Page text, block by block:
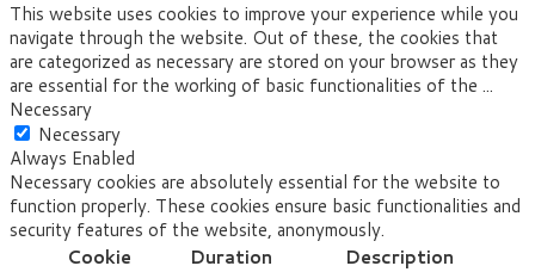
This website uses cookies to improve your experience while you
navigate through the website. Out of these, the cookies that
are categorized as necessary are stored on your browser as they
are essential for the working of basic functionalities of the ...
Necessary
Necessary
Always Enabled
Necessary cookies are absolutely essential for the website to
function properly. These cookies ensure basic functionalities and
security features of the website, anonymously.
Cookie
Duration Description